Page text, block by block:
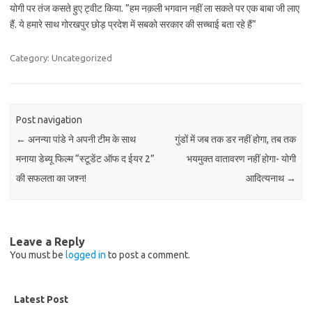
योगी पर तंज कसते हुए ट्वीट किया. ”हम नक़ली भगवान नहीं ला सकते पर एक बाबा जी लाए
हैं. ये हमारे साथ गोरखपुर छोड़ प्रदेश में सबको सरकार की सच्चाई बता रहे हैं”
Category: Uncategorized
Post navigation
← अनन्या पांडे ने अपनी टीम के साथ
मनाया डेब्यू फिल्म “स्टूडेंट ऑफ द ईयर 2”
की सफलता का जश्न!
गुंडों में जब तक डर नहीं होगा, तब तक
भयमुक्त वातावरण नहीं होगा- योगी
आदित्यनाथ →
Leave a Reply
You must be logged in to post a comment.
Latest Post